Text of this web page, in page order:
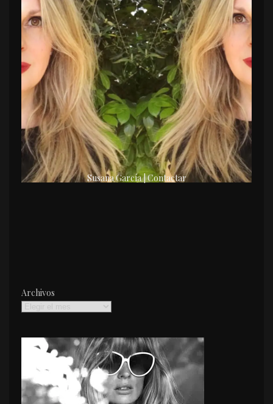
Susana García | Contactar
Archivos